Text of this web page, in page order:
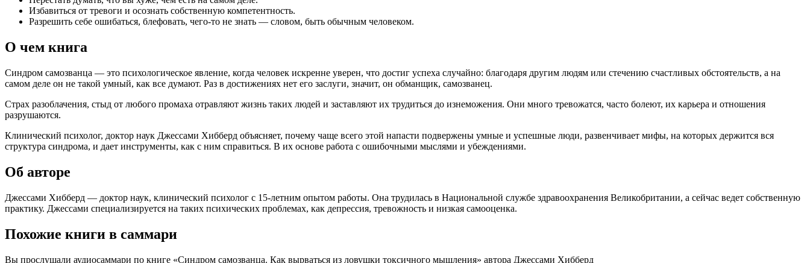
Избавиться от тревоги и осознать собственную компетентность.
Разрешить себе ошибаться, блефовать, чего-то не знать — словом, быть обычным человеком.
О чем книга
Синдром самозванца — это психологическое явление, когда человек искренне уверен, что достиг успеха случайно: благодаря другим людям или стечению счастливых обстоятельств, а на
самом деле он не такой умный, как все думают. Раз в достижениях нет его заслуги, значит, он обманщик, самозванец.
Страх разоблачения, стыд от любого промаха отравляют жизнь таких людей и заставляют их трудиться до изнеможения. Они много тревожатся, часто болеют, их карьера и отношения
разрушаются.
Клинический психолог, доктор наук Джессами Хибберд объясняет, почему чаще всего этой напасти подвержены умные и успешные люди, развенчивает мифы, на которых держится вся
структура синдрома, и дает инструменты, как с ним справиться. В их основе работа с ошибочными мыслями и убеждениями.
Об авторе
Джессами Хибберд — доктор наук, клинический психолог с 15-летним опытом работы. Она трудилась в Национальной службе здравоохранения Великобритании, а сейчас ведет собственную
практику. Джессами специализируется на таких психических проблемах, как депрессия, тревожность и низкая самооценка.
Похожие книги в саммари
Вы прослушали аудиосаммари по книге «Синдром самозванца. Как вырваться из ловушки токсичного мышления» автора Джессами Хибберд